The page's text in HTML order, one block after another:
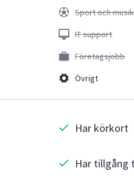
Sport och musik
IT support
Företagsjobb
Övrigt
Har körkort
Har tillgång